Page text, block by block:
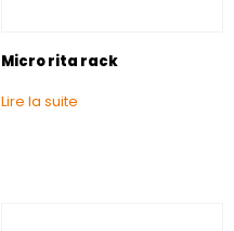
Micro rita rack
Lire la suite